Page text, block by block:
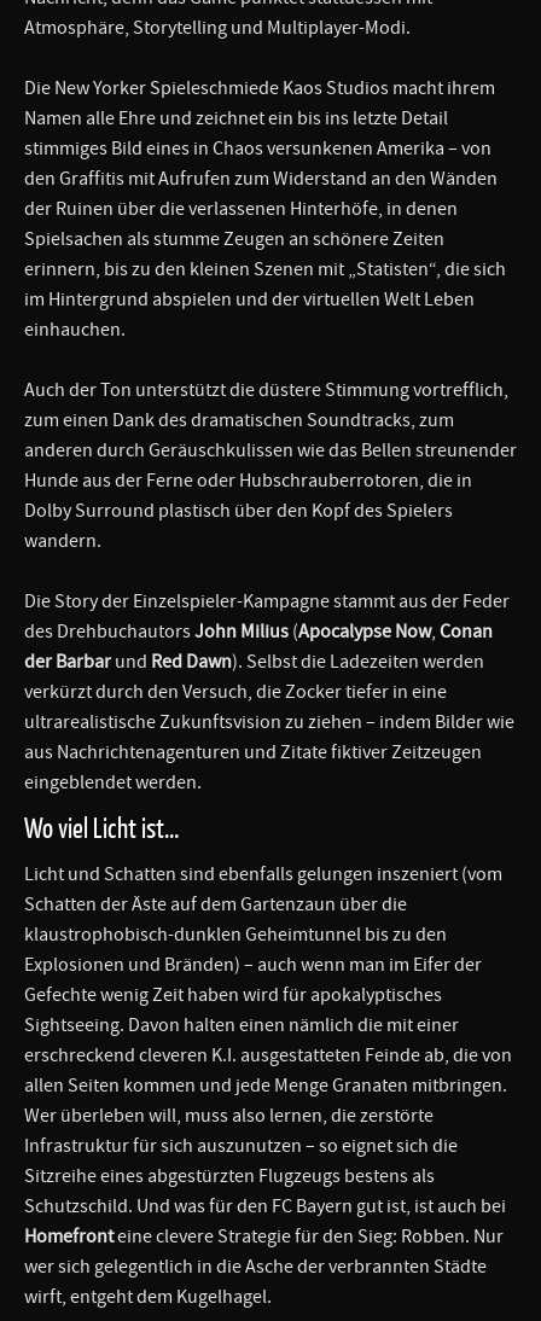
Atmosphäre, Storytelling und Multiplayer-Modi.
Die New Yorker Spieleschmiede Kaos Studios macht ihrem
Namen alle Ehre und zeichnet ein bis ins letzte Detail
stimmiges Bild eines in Chaos versunkenen Amerika – von
den Graffitis mit Aufrufen zum Widerstand an den Wänden
der Ruinen über die verlassenen Hinterhöfe, in denen
Spielsachen als stumme Zeugen an schönere Zeiten
erinnern, bis zu den kleinen Szenen mit „Statisten“, die sich
im Hintergrund abspielen und der virtuellen Welt Leben
einhauchen.
Auch der Ton unterstützt die düstere Stimmung vortrefflich,
zum einen Dank des dramatischen Soundtracks, zum
anderen durch Geräuschkulissen wie das Bellen streunender
Hunde aus der Ferne oder Hubschrauberrotoren, die in
Dolby Surround plastisch über den Kopf des Spielers
wandern.
Die Story der Einzelspieler-Kampagne stammt aus der Feder
des DrehbuchautorsJohn Milius (Apocalypse Now, Conan
der Barbarund Red Dawn). Selbst die Ladezeiten werden
verkürzt durch den Versuch, die Zocker tiefer in eine
ultrarealistische Zukunftsvision zu ziehen – indem Bilder wie
aus Nachrichtenagenturen und Zitate fiktiver Zeitzeugen
eingeblendet werden.
Wo viel Licht ist…
Licht und Schatten sind ebenfalls gelungen inszeniert (vom
Schatten der Äste auf dem Gartenzaun über die
klaustrophobisch-dunklen Geheimtunnel bis zu den
Explosionen und Bränden) – auch wenn man im Eifer der
Gefechte wenig Zeit haben wird für apokalyptisches
Sightseeing. Davon halten einen nämlich die mit einer
erschreckend cleveren K.I. ausgestatteten Feinde ab, die von
allen Seiten kommen und jede Menge Granaten mitbringen.
Wer überleben will, muss also lernen, die zerstörte
Infrastruktur für sich auszunutzen – so eignet sich die
Sitzreihe eines abgestürzten Flugzeugs bestens als
Schutzschild. Und was für den FC Bayern gut ist, ist auch bei
Homefronteine clevere Strategie für den Sieg: Robben. Nur
wer sich gelegentlich in die Asche der verbrannten Städte
wirft, entgeht dem Kugelhagel.